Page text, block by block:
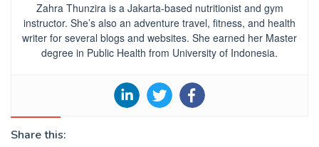
Zahra Thunzira is a Jakarta-based nutritionist and gym
instructor. She’s also an adventure travel, fitness, and health
writer for several blogs and websites. She earned her Master
degree in Public Health from University of Indonesia.
Share this: